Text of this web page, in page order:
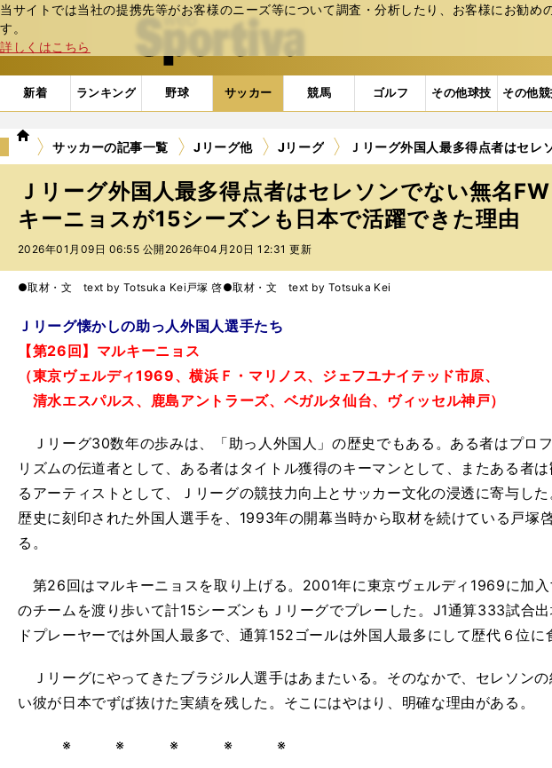
当サイトでは当社の提携先等がお客様のニーズ等について調査・分析したり、お客様にお勧
す。
詳しくはこちら
web Sportiva (webスポルティーバ)
新着 ランキング 野球 サッカー 競馬 ゴルフ その他球技 その他
we
ポ
ル
テ
ィ
ー
バ
サッカーの記事一覧 Jリーグ他 Jリーグ Ｊリーグ外国人最多得点者はセ
Ｊリーグ外国人最多得点者はセレソンでない無名
キーニョスが15シーズンも日本で活躍できた理由
2026年01月09日 06:55 公開 2026年04月20日 12:31 更新
●取材・文 text by Totsuka Kei 戸塚 啓●取材・文 text by Totsuka Kei
Ｊリーグ懐かしの助っ人外国人選手たち
【第26回】マルキーニョス
（東京ヴェルディ1969、横浜Ｆ・マリノス、ジェフユナイテッド市原、
清水エスパルス、鹿島アントラーズ、ベガルタ仙台、ヴィッセル神戸）
Ｊリーグ30数年の歩みは、「助っ人外国人」の歴史でもある。ある者はプロ
リズムの伝道者として、ある者はタイトル獲得のキーマンとして、またある者
るアーティストとして、Ｊリーグの競技力向上とサッカー文化の浸透に寄与し
歴史に刻印された外国人選手を、1993年の開幕当時から取材を続けている戸塚
る。
第26回はマルキーニョスを取り上げる。2001年に東京ヴェルディ1969に加
のチームを渡り歩いて計15シーズンもＪリーグでプレーした。J1通算333試合
ドプレーヤーでは外国人最多で、通算152ゴールは外国人最多にして歴代６位に
Ｊリーグにやってきたブラジル人選手はあまたいる。そのなかで、セレソンの
い彼が日本でずば抜けた実績を残した。そこにはやはり、明確な理由がある。
※ ※ ※ ※ ※